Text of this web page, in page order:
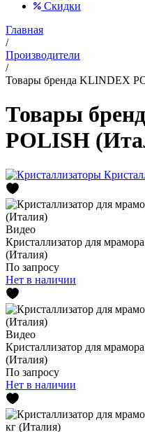
Скидки
Главная
/
Производители
/
Товары бренда KLINDEX
Товары
POLISH
Видео
Кристаллизатор для
(Италия)
По запросу
Нет в наличии
Видео
Кристаллизатор для
(Италия)
По запросу
Нет в наличии